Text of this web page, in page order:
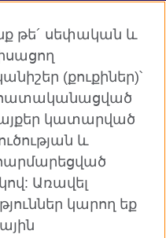
Flickr
Instagram
թե´ սեփական և
(քուքիներ)՝
կատարված
և
Առավել
կարող եք